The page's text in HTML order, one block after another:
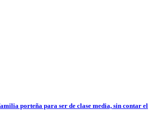
porteña para ser de clase media, sin contar el